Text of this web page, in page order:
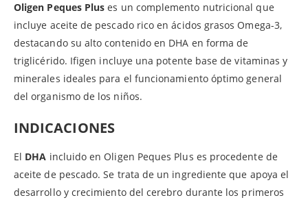
Oligen Peques Pluses un complemento nutricional que
incluye aceite de pescado rico en ácidos grasos Omega-3,
destacando su alto contenido en DHA en forma de
triglicérido. Ifigen incluye una potente base de vitaminas y
minerales ideales para el funcionamiento óptimo general
del organismo de los niños.
INDICACIONES
El DHA incluido en Oligen Peques Plus es procedente de
aceite de pescado. Se trata de un ingrediente que apoya el
desarrollo y crecimiento del cerebro durante los primeros